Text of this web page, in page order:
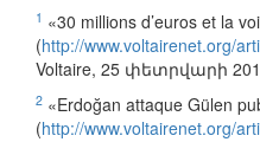
1 «30 millions d’euros et la
(http://www.voltairenet.org/
Voltaire, 25 փետրվարի
2 «Erdoğan attaque Gülen
(http://www.voltairenet.org/